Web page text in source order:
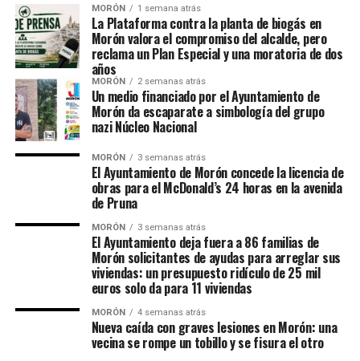
MORÓN 1 semana atrás
La Plataforma contra la planta de biogás en
Morón valora el compromiso del alcalde, pero
reclama un Plan Especial y una moratoria de dos
años
MORÓN 2 semanas atrás
Un medio financiado por el Ayuntamiento de
Morón da escaparate a simbología del grupo
nazi Núcleo Nacional
MORÓN 3 semanas atrás
El Ayuntamiento de Morón concede la licencia de
obras para el McDonald’s 24 horas en la avenida
de Pruna
MORÓN 3 semanas atrás
El Ayuntamiento deja fuera a 86 familias de
Morón solicitantes de ayudas para arreglar sus
viviendas: un presupuesto ridículo de 25 mil
euros solo da para 11 viviendas
MORÓN 4 semanas atrás
Nueva caída con graves lesiones en Morón: una
vecina se rompe un tobillo y se fisura el otro